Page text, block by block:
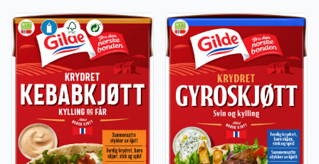
Vis flere detaljer for produktet "Kebabkjøtt 390g Gilde"
Vis flere detaljer for